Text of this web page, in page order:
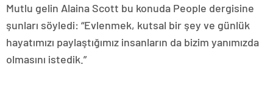
Mutlu gelin Alaina Scott bu konuda People dergisine
şunları söyledi: “Evlenmek, kutsal bir şey ve günlük
hayatımızı paylaştığımız insanların da bizim yanımızda
olmasını istedik.”